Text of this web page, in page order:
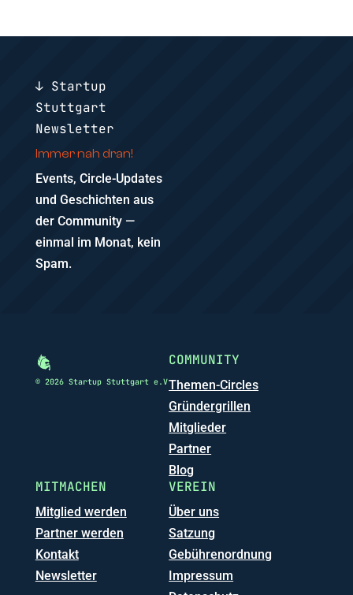
↓ Startup
Stuttgart
Newsletter
Immer nah dran!
Events, Circle-Updates
und Geschichten aus
der Community —
einmal im Monat, kein
Spam.
© 2026 Startup Stuttgart e.V
COMMUNITY
Themen-Circles
Gründergrillen
Mitglieder
Partner
Blog
MITMACHEN
Mitglied werden
Partner werden
Kontakt
Newsletter
VEREIN
Über uns
Satzung
Gebührenordnung
Impressum